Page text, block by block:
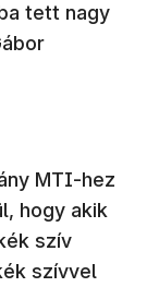
tett nagy
MTI-hez
hogy akik
szív
szívvel